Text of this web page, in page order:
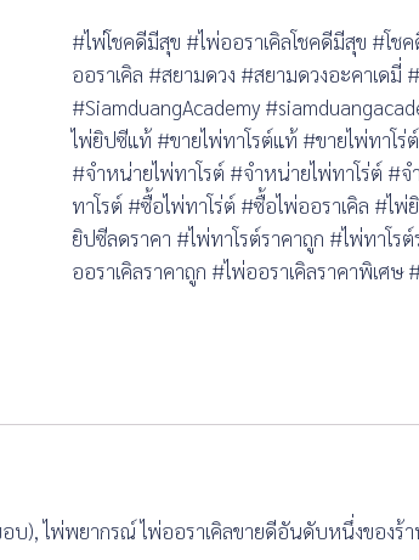
#ไพ่โชคดีมีสุข #ไพ่ออราเคิลโชคดีมีสุข #
ออราเคิล #สยามดวง #สยามดวงอะคาเดมี่
#SiamduangAcademy
ไพ่ยิปซีแท้ #ขายไพ่ทาโรต์แท้ #ขายไพ่ทาโ
#จำหน่ายไพ่ทาโรต์ #จำหน่ายไพ่ทาโร่ต์ #
ทาโรต์ #ซื้อไพ่ทาโร่ต์ #ซื้อไพ่ออราเคิล #ไ
ยิปซีลดราคา #ไพ่ทาโรต์ราคาถูก #ไพ่ทาโร
ออราเคิลราคาถูก #ไพ่ออราเคิลราคาพิเศษ
บ), ไพ่พยากรณ์ ไพ่ออราเคิลขายดีอันดับหนึ่งของร้